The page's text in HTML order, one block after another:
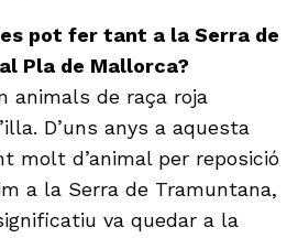
pot fer tant a la Serra de
Pla de Mallorca?
animals de raça roja
D’uns anys a aquesta
molt d’animal per reposició
a la Serra de Tramuntana,
va quedar a la